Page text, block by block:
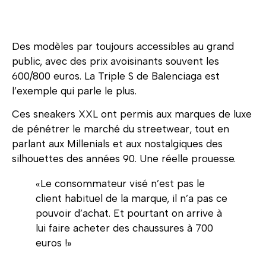
Des modèles par toujours accessibles au grand
public, avec des prix avoisinants souvent les
600/800 euros. La Triple S de Balenciaga est
l’exemple qui parle le plus.
Ces sneakers XXL ont permis aux marques de luxe
de pénétrer le marché du streetwear, tout en
parlant aux Millenials et aux nostalgiques des
silhouettes des années 90. Une réelle prouesse.
«Le consommateur visé n’est pas le
client habituel de la marque, il n’a pas ce
pouvoir d’achat. Et pourtant on arrive à
lui faire acheter des chaussures à 700
euros !»